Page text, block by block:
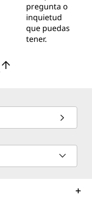
pregunta o
inquietud
que puedas
tener.